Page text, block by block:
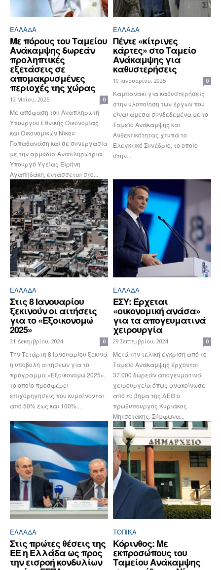
ΕΛΛΆΔΑ
Με πόρους του Ταμείου
Ανάκαμψης δωρεάν
προληπτικές
εξετάσεις σε
απομακρυσμένες
περιοχές της χώρας
12 Μαΐου, 2025 0
Με απόφαση του Αναπληρωτή
Υπουργού Εθνικής Οικονομίας
και Οικονομικών Νίκου
Παπαθανάση και σε συνεργασία
με την αρμόδια Αναπληρώτρια
Υπουργό Υγείας Ειρήνη
Αγαπηδάκη, εντάσσεται στο...
ΕΛΛΆΔΑ
Πέντε «κίτρινες
κάρτες» στο Ταμείο
Ανάκαμψης για
καθυστερήσεις
10 Ιανουαρίου, 2025 0
Καμπανάκι για καθυστερήσεις
στην υλοποίηση των έργων που
είναι άμεσα συνδεδεμένα με το
Ταμείο Ανάκαμψης και
Ανθεκτικότητας χτυπά το
Ελεγκτικό Συνέδριο, το οποίο
στην...
ΕΛΛΆΔΑ
Στις 8 Ιανουαρίου
ξεκινούν οι αιτήσεις
για το «Εξοικονομώ
2025»
31 Δεκεμβρίου, 2024 0
Την Τετάρτη 8 Ιανουαρίου ξεκινά
η υποβολή αιτήσεων για το
πρόγραμμα «Εξοικονομώ 2025»,
το οποίο προσφέρει
επιχορηγήσεις που κυμαίνονται
από 50% έως και 100%...
ΕΛΛΆΔΑ
ΕΣΥ: Έρχεται
«οικονομική ανάσα»
για τα απογευματινά
χειρουργία
29 Σεπτεμβρίου, 2024 0
Μετά την τελική έγκριση από το
Ταμείο Ανάκαμψης έρχονται
37.000 δωρεάν απογευματινά
χειρουργεία όπως ανακοίνωσε
από το βήμα της ΔΕΘ ο
πρωθυπουργός Κυριάκος
Μητσοτάκης. Σύμφωνα...
ΕΛΛΆΔΑ
Στις πρώτες θέσεις της
ΕΕ η Ελλάδα ως προς
την εισροή κονδυλίων
ΤΟΠΙΚΑ
Κόρινθος: Με
εκπροσώπους του
Ταμείου Ανάκαμψης